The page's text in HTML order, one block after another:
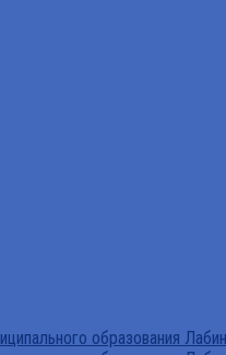
образования